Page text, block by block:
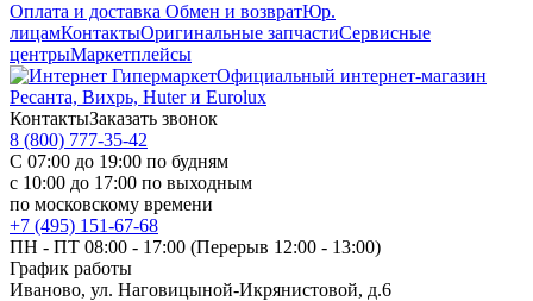
Оплата и доставка Обмен и возвратЮр.
лицамКонтактыОригинальные запчастиСервисные
центрыМаркетплейсы
Официальный интернет-магазин
Ресанта, Вихрь, Huter и Eurolux
КонтактыЗаказать звонок
8 (800) 777-35-42
С 07:00 до 19:00 по будням
с 10:00 до 17:00 по выходным
по московскому времени
+7 (495) 151-67-68
ПН - ПТ 08:00 - 17:00 (Перерыв 12:00 - 13:00)
График работы
Иваново, ул. Наговицыной-Икрянистовой, д.6